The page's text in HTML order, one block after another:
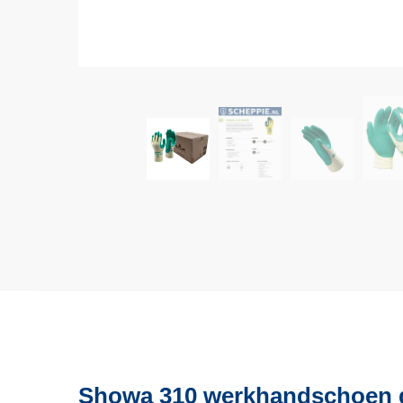
Showa 310 werkhandschoen